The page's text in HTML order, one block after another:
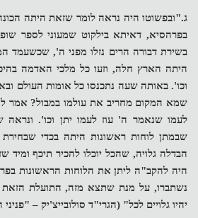
ג."ובפשוטו היה נראה לומר שזאת היתה
בפרהסיא, דאיתא בילקוט שמעוני לספר
בשירת דבורה הרים נזלו מפני ה', שכשעמד
היתה הארץ חלה, וזעו כל מלכי האדמה
וכו'. באותה שעה נתכנסו כל אומות העולם
שמא המקום מחריב את עולמו במבול? אמר
לעמו שנאמר ה' עוז לעמו יתן וכו'. ונראה
שבמתן לוחות ראשונות היתה בכדי
הבדלה גלויה, שהכל יוכלו להכיר תיכף ומיד
היה להקב"ה ליתן את הלוחות הראשונות
נשתברו, על מנת שתצא מזה, התועלת
יהיו גלויים לכל" (הגרי"ד סולובייצ'יק –